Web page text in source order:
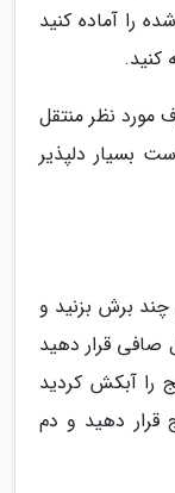
را آماده کنید
کنید.
مورد نظر منتقل
بسیار دلپذیر
برش بزنید و
قرار دهید
را آبکش کردید
قرار دهید و دم